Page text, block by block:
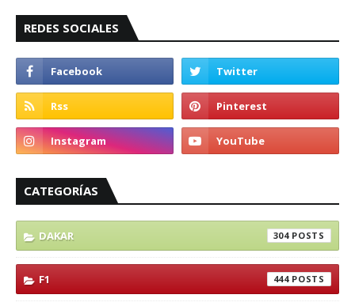
REDES SOCIALES
CATEGORÍAS
DAKAR 304
F1 444